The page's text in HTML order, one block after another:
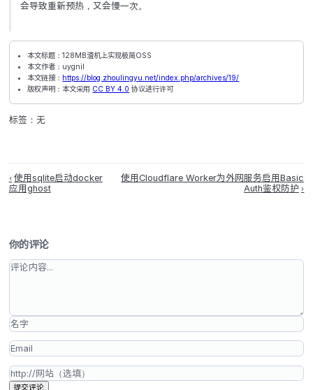
就可以编译了，我的编译出来就11MB，用nohup一跑，占用
MB，榨干了最后一点内存。
在安装完go之后，第一次编译会非常慢，我在两个linux
上都是如此。因为第一次 go build 会把第三方模块拉到
直接复用 GOCACHE/GOMODCACHE 的产物，所以 1–2
但是如果换 Go 版本、改 -tags/-ldflags/
本文链接：https://blog.zhoulingyu.net/index.php/archives/19/
标签：无